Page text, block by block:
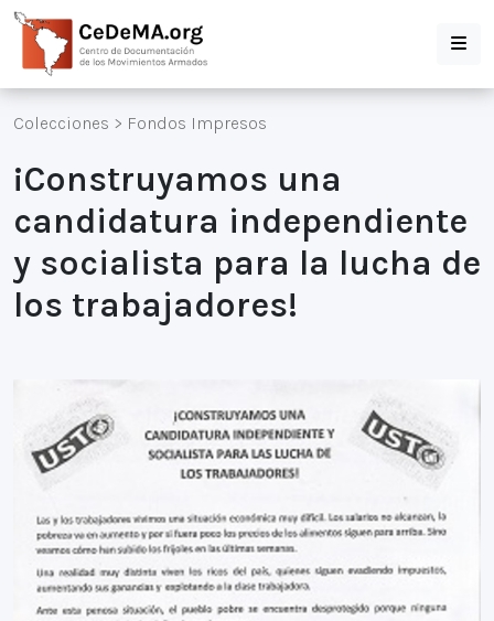
Colecciones > Fondos Impresos
¡Construyamos una
candidatura independiente
y socialista para la lucha de
los trabajadores!